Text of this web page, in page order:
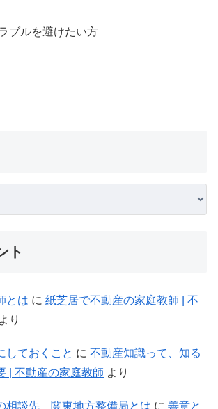
ブルを避けたい方
ト
とは に 紙芝居で不動産の家庭教師 | 不
より
しておくこと に 不動産知識って、知る
| 不動産の家庭教師 より
相談先 関東地方整備局とは に 善意と